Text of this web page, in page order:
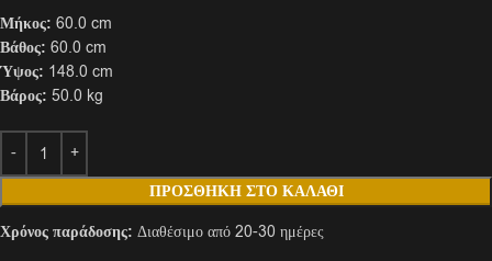
Μήκος: 60.0 cm
Βάθος: 60.0 cm
Ύψος: 148.0 cm
Βάρος: 50.0 kg
ΠΡΟΣΘΉΚΗ ΣΤΟ ΚΑΛΆΘΙ
Χρόνος παράδοσης: Διαθέσιμο από 20-30 ημέρες